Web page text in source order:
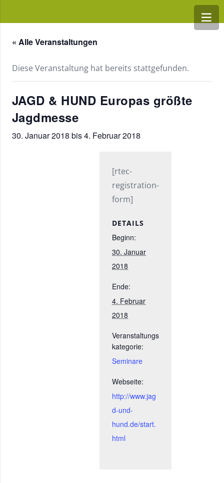
« Alle Veranstaltungen
Diese Veranstaltung hat bereits stattgefunden.
JAGD & HUND Europas größte
Jagdmesse
30. Januar 2018 bis4. Februar 2018
[rtec-
registration-
form]
DETAILS
Beginn:
30. Januar
2018
Ende:
4. Februar
2018
Veranstaltungs
kategorie:
Seminare
Webseite:
http://www.jag
d-und-
hund.de/start.
html